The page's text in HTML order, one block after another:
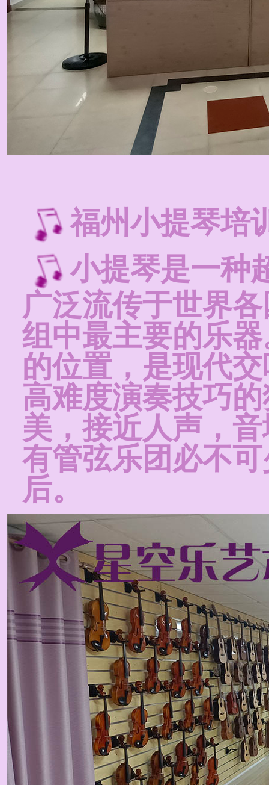
福州小提琴培
小提琴是一种
广泛流传于世界
组中最主要的乐
的位置，是现代
高难度演奏技巧
美，接近人声，
有管弦乐团必不
后。